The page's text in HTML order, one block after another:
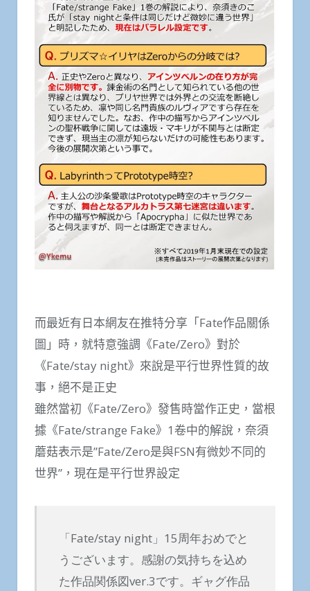
而最近有日本網友在推特分享「Fate作品關係
圖」時，就特意強調《Fate/Zero》對於
《Fate/stay night》來說是平行世界性質的故
事，絕不是正史
雖然當初《Fate/Zero》發售時當作正史，當根
據《Fate/strange Fake》1卷中的解說，奈須
蘑菇表示是”Fate/Zero是與FSN有微妙不同的
世界”，現在是平行世界設定
「Fate/stay night」15周年おめでと
うございます。感謝の気持ちを込め
た作品関係図ver.3です。ギャグ作品